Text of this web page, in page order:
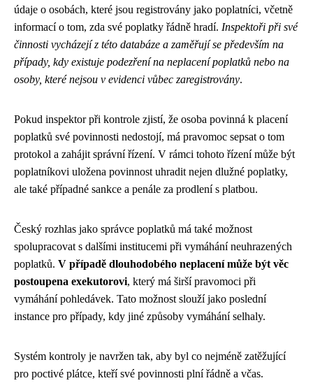
údaje o osobách, které jsou registrovány jako poplatníci, včetně
informací o tom, zda své poplatky řádně hradí. Inspektoři při své
činnosti vycházejí z této databáze a zaměřují se především na
případy, kdy existuje podezření na neplacení poplatků nebo na
osoby, které nejsou v evidenci vůbec zaregistrovány.
Pokud inspektor při kontrole zjistí, že osoba povinná k placení
poplatků své povinnosti nedostojí, má pravomoc sepsat o tom
protokol a zahájit správní řízení. V rámci tohoto řízení může být
poplatníkovi uložena povinnost uhradit nejen dlužné poplatky,
ale také případné sankce a penále za prodlení s platbou.
Český rozhlas jako správce poplatků má také možnost
spolupracovat s dalšími institucemi při vymáhání neuhrazených
poplatků. V případě dlouhodobého neplacení může být věc
postoupena exekutorovi, který má širší pravomoci při
vymáhání pohledávek. Tato možnost slouží jako poslední
instance pro případy, kdy jiné způsoby vymáhání selhaly.
Systém kontroly je navržen tak, aby byl co nejméně zatěžující
pro poctivé plátce, kteří své povinnosti plní řádně a včas.